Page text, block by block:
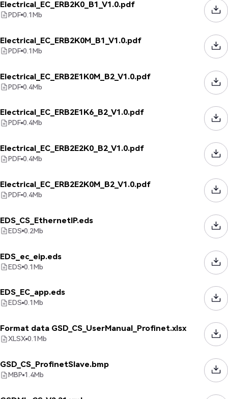
Electrical_EC_ERB2K0_B1_V1.0.pdf
PDF 0.1Mb
Electrical_EC_ERB2K0M_B1_V1.0.pdf
PDF 0.1Mb
Electrical_EC_ERB2E1K0M_B2_V1.0.pdf
PDF 0.4Mb
Electrical_EC_ERB2E1K6_B2_V1.0.pdf
PDF 0.4Mb
Electrical_EC_ERB2E2K0_B2_V1.0.pdf
PDF 0.4Mb
Electrical_EC_ERB2E2K0M_B2_V1.0.pdf
PDF 0.4Mb
EDS_CS_EthernetIP.eds
EDS 0.2Mb
EDS_ec_eip.eds
EDS 0.1Mb
EDS_EC_app.eds
EDS 0.1Mb
Format data GSD_CS_UserManual_Profinet.xlsx
XLSX 0.1Mb
GSD_CS_ProfinetSlave.bmp
MBP 1.4Mb